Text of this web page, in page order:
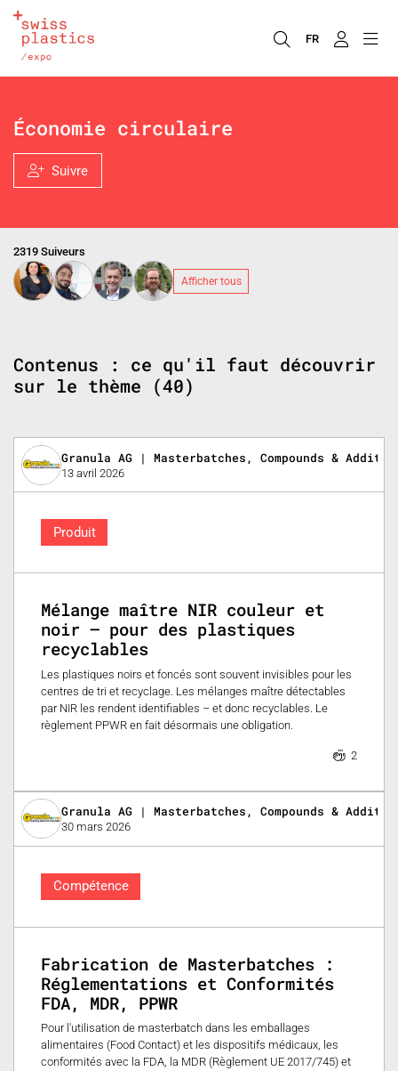
FR
Économie circulaire
Suivre
2319 Suiveurs
Afficher tous
Contenus : ce qu'il faut découvrir
sur le thème (40)
Granula AG | Masterbatches, Compounds &
13 avril 2026
Produit
Mélange maître NIR couleur et
noir – pour des plastiques
recyclables
Les plastiques noirs et foncés sont souvent invisibles pour les
centres de tri et recyclage. Les mélanges maître détectables
par NIR les rendent identifiables – et donc recyclables. Le
règlement PPWR en fait désormais une obligation.
2
Granula AG | Masterbatches, Compounds &
30 mars 2026
Compétence
Fabrication de Masterbatches :
Réglementations et Conformités
FDA, MDR, PPWR
Pour l'utilisation de masterbatch dans les emballages
alimentaires (Food Contact) et les dispositifs médicaux, les
conformités avec la FDA, la MDR (Règlement UE 2017/745) et